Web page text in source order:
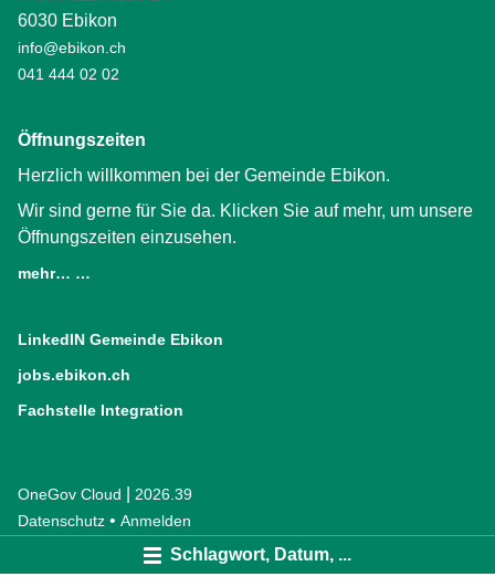
Schlagwort, Datum, ...
6030 Ebikon
info@ebikon.ch
041 444 02 02
Öffnungszeiten
Herzlich willkommen bei der Gemeinde Ebikon.
Wir sind gerne für Sie da. Klicken Sie auf mehr, um unsere
Öffnungszeiten einzusehen.
mehr… …
LinkedIN Gemeinde Ebikon
jobs.ebikon.ch
Fachstelle Integration
OneGov Cloud (External Link)
2026.39
Datenschutz (External Link)
Anmelden